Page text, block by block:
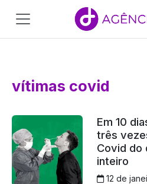
Main
Navigation
vítimas covid
Em 10
três
Covid do
inteiro
12 de